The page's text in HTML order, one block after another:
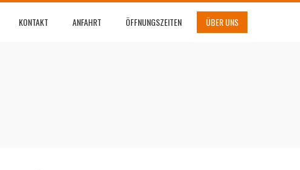
KONTAKT ANFAHRT ÖFFNUNGSZEITEN ÜBER UNS